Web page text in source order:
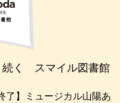
く スマイル図書館
了】ミュージカル山陽あ